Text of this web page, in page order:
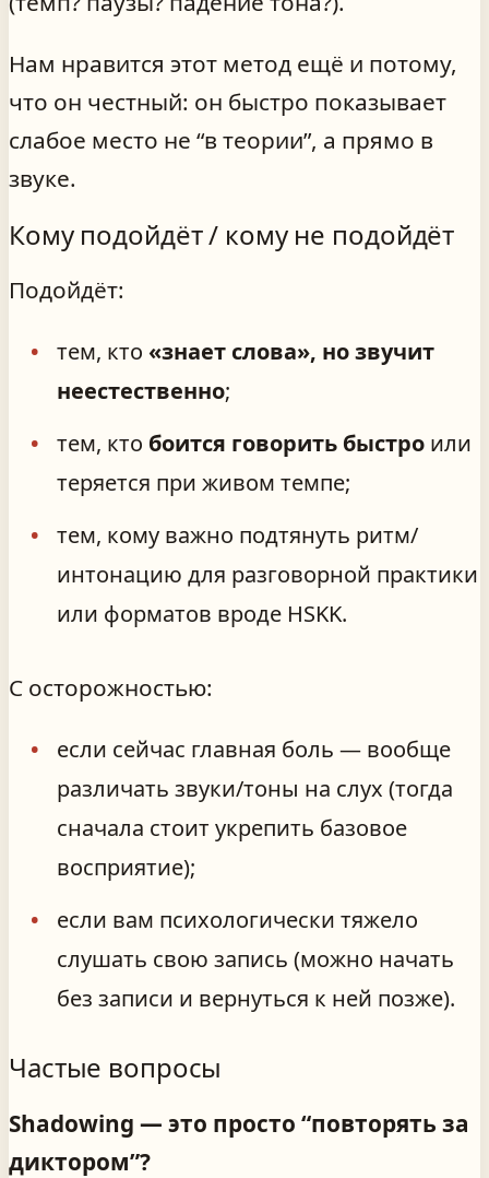
Нам нравится этот метод ещё и потому,
что он честный: он быстро показывает
слабое место не “в теории”, а прямо в
звуке.
Кому подойдёт / кому не подойдёт
Подойдёт:
тем, кто «знает слова», но звучит
неестественно;
тем, кто боится говорить быстро или
теряется при живом темпе;
тем, кому важно подтянуть ритм/
интонацию для разговорной практики
или форматов вроде HSKK.
С осторожностью:
если сейчас главная боль — вообще
различать звуки/тоны на слух (тогда
сначала стоит укрепить базовое
восприятие);
если вам психологически тяжело
слушать свою запись (можно начать
без записи и вернуться к ней позже).
Частые вопросы
Shadowing — это просто “повторять за
диктором”?